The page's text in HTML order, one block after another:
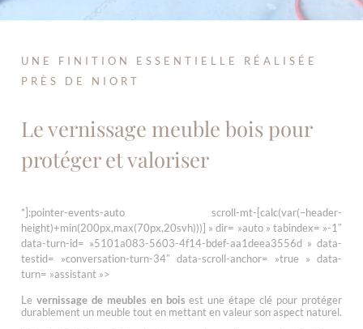
UNE FINITION ESSENTIELLE RÉALISÉE
PRÈS DE NIORT
Le vernissage meuble bois pour
protéger et valoriser
*]:pointer-events-auto scroll-mt-[calc(var(–header-
height)+min(200px,max(70px,20svh)))] » dir= »auto » tabindex= »-1″
data-turn-id= »5101a083-5603-4f14-bdef-aa1deea3556d » data-
testid= »conversation-turn-34″ data-scroll-anchor= »true » data-
turn= »assistant »>
Le vernissage de meubles en bois est une étape clé pour protéger
durablement un meuble tout en mettant en valeur son aspect naturel.